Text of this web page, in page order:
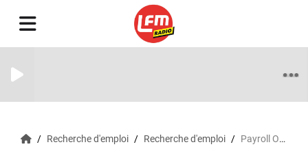
Recherche d'emploi Recherche d'emploi Payroll Officer pour un CDD temps partiel Liège